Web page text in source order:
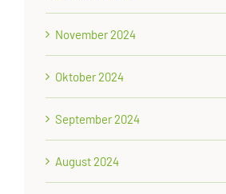
November 2024
Oktober 2024
September 2024
August 2024